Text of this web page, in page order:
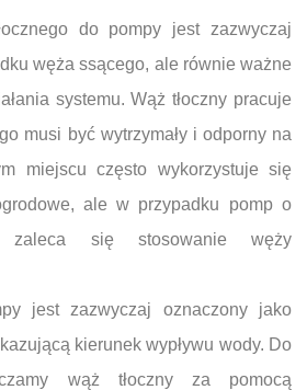
do pompy jest zazwyczaj
węża ssącego, ale równie ważne
systemu. Wąż tłoczny pracuje
musi być wytrzymały i odporny na
miejscu często wykorzystuje się
ale w przypadku pomp o
zaleca się stosowanie węży
jest zazwyczaj oznaczony jako
kierunek wypływu wody. Do
wąż tłoczny za pomocą